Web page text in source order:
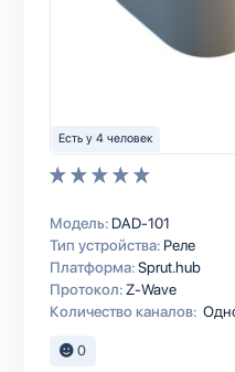
Есть у 4 человек
Модель: DAD-101
Тип устройства: Реле
Платформа:Sprut.hub
Протокол: Z-Wave
Количество каналов:
0